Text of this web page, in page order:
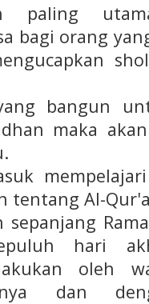
paling
bagi orang
bangun
maka
tentang Al-
hari
oleh
dan